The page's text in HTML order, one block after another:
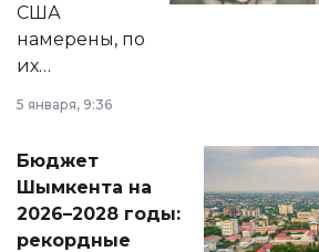
США
намерены, по
их
принести
народу
Венесуэлы.
5 января, 9:36
Бюджет
Шымкента на
2026–2028 годы:
рекордные